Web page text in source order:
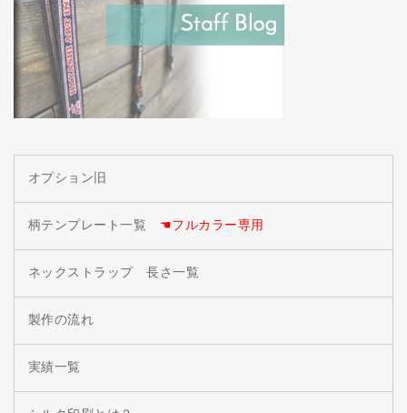
オプション旧
柄テンプレート一覧 ☚フルカラー専用
ネックストラップ 長さ一覧
製作の流れ
実績一覧